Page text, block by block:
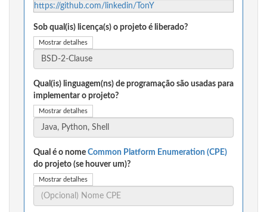
https://github.com/linkedin/TonY
Sob qual(is) licença(s) o projeto é liberado?
Mostrar detalhes
Qual(is) linguagem(ns) de programação são usadas para
implementar o projeto?
Mostrar detalhes
Qual é o nome Common Platform Enumeration (CPE)
do projeto (se houver um)?
Mostrar detalhes